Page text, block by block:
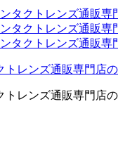
タクトレンズ通販専
タクトレンズ通販専
タクトレンズ通販専
レンズ通販専門店
レンズ通販専門店